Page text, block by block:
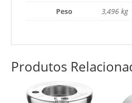
Peso 3,496 kg
Produtos